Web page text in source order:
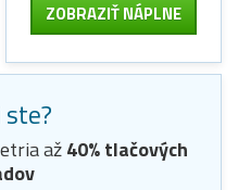
ZOBRAZIŤ NÁPLNE
až40% tlačových